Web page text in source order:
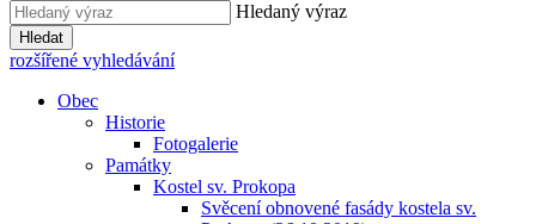
Hledaný výraz
Hledat
rozšířené vyhledávání
Obec
Historie
Fotogalerie
Památky
Kostel sv. Prokopa
Svěcení obnovené fasády kostela sv.